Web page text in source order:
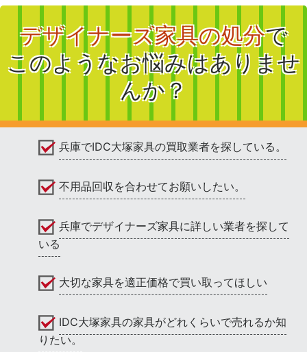
デザイナーズ家具の処分で
このようなお悩みはありませ
んか？
兵庫でIDC大塚家具の買取業者を探している。
不用品回収を合わせてお願いしたい。
兵庫でデザイナーズ家具に詳しい業者を探して
いる
大切な家具を適正価格で買い取ってほしい
IDC大塚家具の家具がどれくらいで売れるか知
りたい。